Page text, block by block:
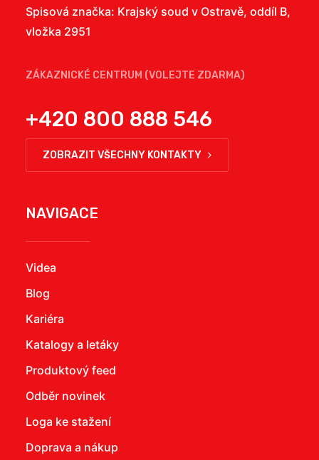
Spisová značka: Krajský soud v Ostravě, oddíl B,
vložka 2951
ZÁKAZNICKÉ CENTRUM (VOLEJTE ZDARMA)
+420 800 888 546
ZOBRAZIT VŠECHNY KONTAKTY
NAVIGACE
Videa
Blog
Kariéra
Katalogy a letáky
Produktový feed
Odběr novinek
Loga ke stažení
Doprava a nákup